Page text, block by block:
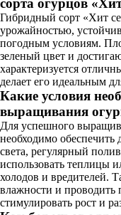
сорта огурцов
Гибридный сорт «Хит
урожайностью,
погодным условиям.
зеленый цвет и
характеризуется
делает его идеальным
Какие условия
выращивания
Для успешного
необходимо обеспечить
света, регулярный
использовать теплицы
холодов и вредителей.
влажности и проводить
стимулировать рост и